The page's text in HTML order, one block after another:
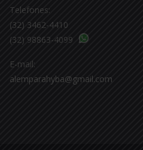
Telefones:
(32) 3462-4410
(32) 98863-4099
E-mail:
alemparahyba@gmail.com